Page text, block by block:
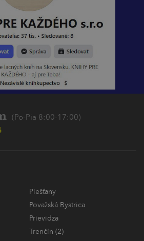
(Po-Pia 8:00-17:00)
Piešťany
Považská Bystrica
Prievidza
Trenčín (2)